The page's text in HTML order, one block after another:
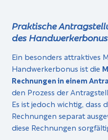
Praktische
des Handwerkerbonus
Ein besonders attraktives
Handwerkerbonus ist die
Rechnungen in einem
den Prozess der
Es ist jedoch wichtig, dass
Rechnungen separat
diese Rechnungen